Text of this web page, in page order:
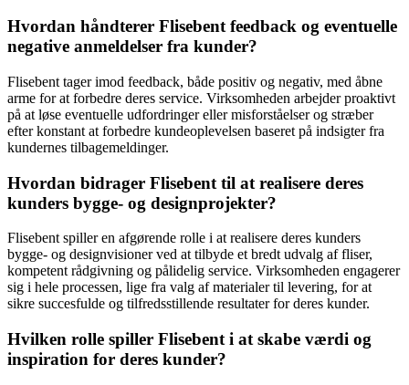
Hvordan håndterer Flisebent feedback og eventuelle
negative anmeldelser fra kunder?
Flisebent tager imod feedback, både positiv og negativ, med åbne
arme for at forbedre deres service. Virksomheden arbejder proaktivt
på at løse eventuelle udfordringer eller misforståelser og stræber
efter konstant at forbedre kundeoplevelsen baseret på indsigter fra
kundernes tilbagemeldinger.
Hvordan bidrager Flisebent til at realisere deres
kunders bygge- og designprojekter?
Flisebent spiller en afgørende rolle i at realisere deres kunders
bygge- og designvisioner ved at tilbyde et bredt udvalg af fliser,
kompetent rådgivning og pålidelig service. Virksomheden engagerer
sig i hele processen, lige fra valg af materialer til levering, for at
sikre succesfulde og tilfredsstillende resultater for deres kunder.
Hvilken rolle spiller Flisebent i at skabe værdi og
inspiration for deres kunder?